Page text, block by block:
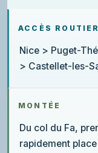
ACCÈS ROUTIER
Nice > Puget-
> Castellet-les-
MONTÉE
Du col du Fa,
rapidement